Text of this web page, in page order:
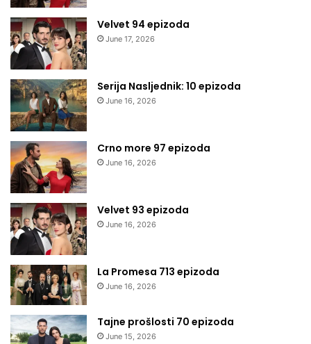
Velvet 94 epizoda
June 17, 2026
Serija Nasljednik: 10 epizoda
June 16, 2026
Crno more 97 epizoda
June 16, 2026
Velvet 93 epizoda
June 16, 2026
La Promesa 713 epizoda
June 16, 2026
Tajne prošlosti 70 epizoda
June 15, 2026